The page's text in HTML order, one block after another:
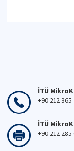
İTÜ
+90 212 365
İTÜ
+90 212 285